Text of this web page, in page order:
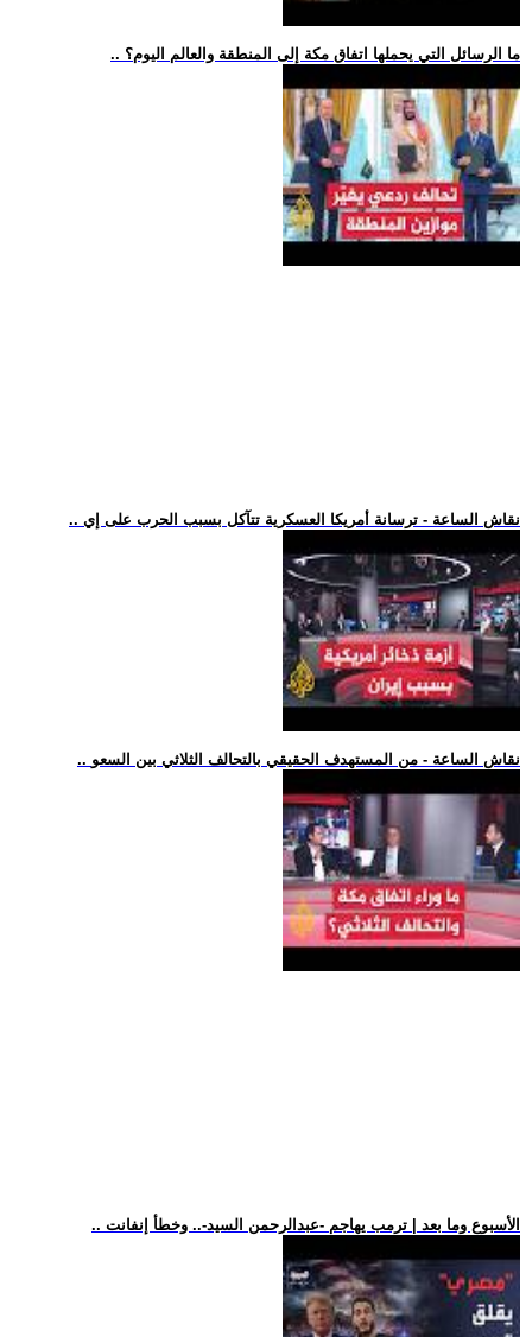
.. ما الرسائل التي يحملها اتفاق مكة إلى المنطقة والعالم اليوم؟
.. نقاش الساعة - ترسانة أمريكا العسكرية تتآكل بسبب الحرب على إي
.. نقاش الساعة - من المستهدف الحقيقي بالتحالف الثلاثي بين السعو
.. الأسبوع وما بعد | ترمب يهاجم -عبدالرحمن السيد-.. وخطأ إنفانت